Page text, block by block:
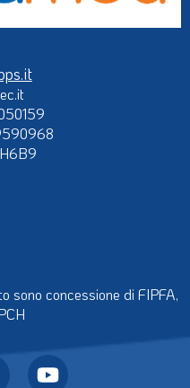
sono concessione di FIPFA,